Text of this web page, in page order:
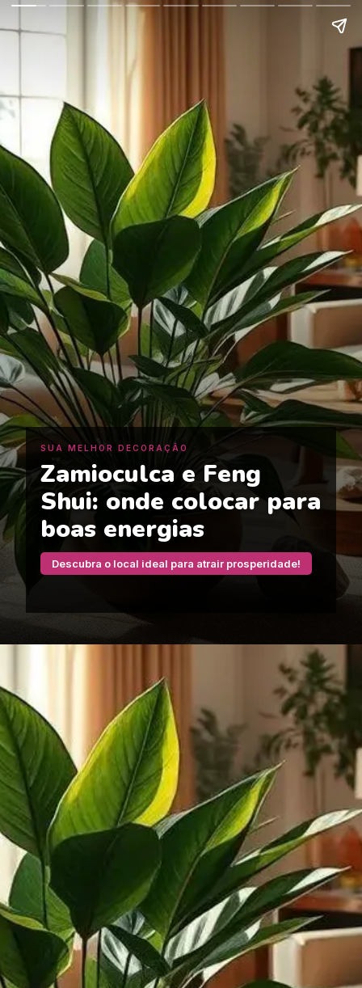
SUA MELHOR DECORAÇÃO
Zamioculca e Feng
Shui: onde colocar para
boas energias
Descubra o local ideal para atrair prosperidade!